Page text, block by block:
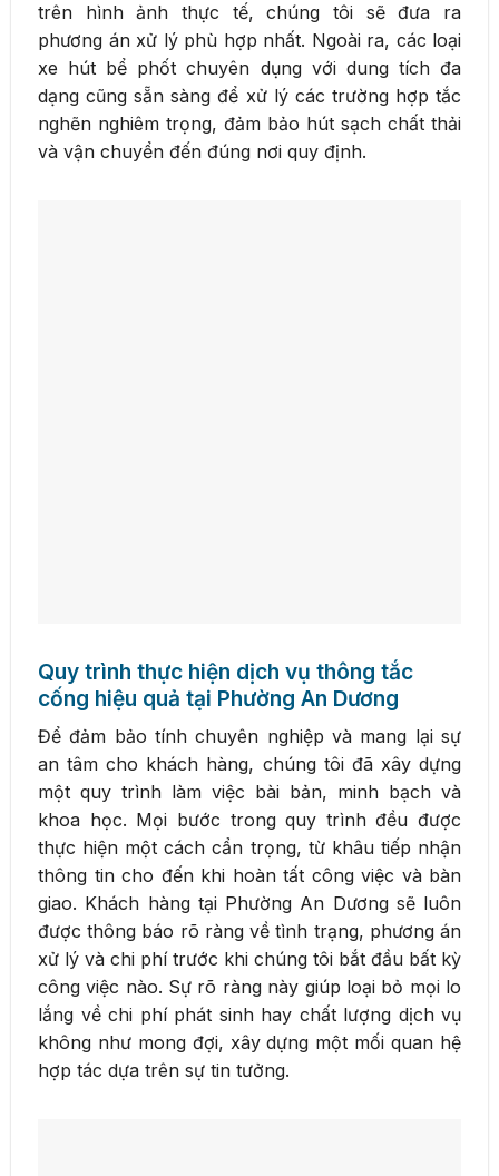
trên hình ảnh thực tế, chúng tôi sẽ đưa ra
phương án xử lý phù hợp nhất. Ngoài ra, các loại
xe hút bể phốt chuyên dụng với dung tích đa
dạng cũng sẵn sàng để xử lý các trường hợp tắc
nghẽn nghiêm trọng, đảm bảo hút sạch chất thải
và vận chuyển đến đúng nơi quy định.
Quy trình thực hiện dịch vụ thông tắc
cống hiệu quả tại Phường An Dương
Để đảm bảo tính chuyên nghiệp và mang lại sự
an tâm cho khách hàng, chúng tôi đã xây dựng
một quy trình làm việc bài bản, minh bạch và
khoa học. Mọi bước trong quy trình đều được
thực hiện một cách cẩn trọng, từ khâu tiếp nhận
thông tin cho đến khi hoàn tất công việc và bàn
giao. Khách hàng tại Phường An Dương sẽ luôn
được thông báo rõ ràng về tình trạng, phương án
xử lý và chi phí trước khi chúng tôi bắt đầu bất kỳ
công việc nào. Sự rõ ràng này giúp loại bỏ mọi lo
lắng về chi phí phát sinh hay chất lượng dịch vụ
không như mong đợi, xây dựng một mối quan hệ
hợp tác dựa trên sự tin tưởng.